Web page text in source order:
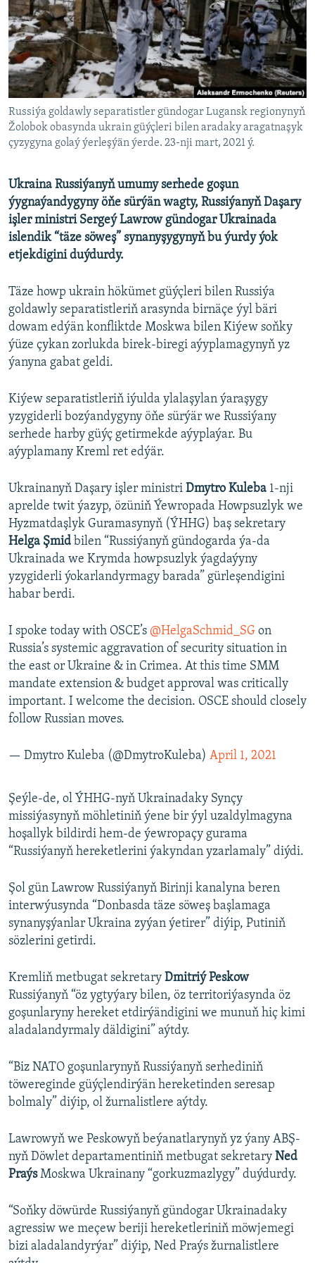
Russiýa goldawly separatistler gündogar Lugansk regionynyň
Žolobok obasynda ukrain güýçleri bilen aradaky aragatnaşyk
çyzygyna golaý ýerleşýän ýerde. 23-nji mart, 2021 ý.
Ukraina Russiýanyň umumy serhede goşun
ýygnaýandygyny öňe sürýän wagty, Russiýanyň Daşary
işler ministri Sergeý Lawrow gündogar Ukrainada
islendik “täze söweş” synanyşygynyň bu ýurdy ýok
etjekdigini duýdurdy.
Täze howp ukrain hökümet güýçleri bilen Russiýa
goldawly separatistleriň arasynda birnäçe ýyl bäri
dowam edýän konfliktde Moskwa bilen Kiýew soňky
ýüze çykan zorlukda birek-biregi aýyplamagynyň yz
ýanyna gabat geldi.
Kiýew separatistleriň iýulda ylalaşylan ýaraşygy
yzygiderli bozýandygyny öňe sürýär we Russiýany
serhede harby güýç getirmekde aýyplaýar. Bu
aýyplamany Kreml ret edýär.
Ukrainanyň Daşary işler ministri Dmytro Kuleba 1-nji
aprelde twit ýazyp, özüniň Ýewropada Howpsuzlyk we
Hyzmatdaşlyk Guramasynyň (ÝHHG) baş sekretary
Helga Şmid bilen “Russiýanyň gündogarda ýa-da
Ukrainada we Krymda howpsuzlyk ýagdaýyny
yzygiderli ýokarlandyrmagy barada” gürleşendigini
habar berdi.
I spoke today with OSCE’s @HelgaSchmid_SG on
Russia’s systemic aggravation of security situation in
the east or Ukraine & in Crimea. At this time SMM
mandate extension & budget approval was critically
important. I welcome the decision. OSCE should closely
follow Russian moves.
— Dmytro Kuleba (@DmytroKuleba) April 1, 2021
Şeýle-de, ol ÝHHG-nyň Ukrainadaky Synçy
missiýasynyň möhletiniň ýene bir ýyl uzaldylmagyna
hoşallyk bildirdi hem-de ýewropaçy gurama
“Russiýanyň hereketlerini ýakyndan yzarlamaly” diýdi.
Şol gün Lawrow Russiýanyň Birinji kanalyna beren
interwýusynda “Donbasda täze söweş başlamaga
synanyşýanlar Ukraina zyýan ýetirer” diýip, Putiniň
sözlerini getirdi.
Kremliň metbugat sekretary Dmitriý Peskow
Russiýanyň “öz ygtyýary bilen, öz territoriýasynda öz
goşunlaryny hereket etdirýändigini we munuň hiç kimi
aladalandyrmaly däldigini” aýtdy.
“Biz NATO goşunlarynyň Russiýanyň serhediniň
töwereginde güýçlendirýän hereketinden seresap
bolmaly” diýip, ol žurnalistlere aýtdy.
Lawrowyň we Peskowyň beýanatlarynyň yz ýany ABŞ-
nyň Döwlet departamentiniň metbugat sekretary Ned
PraýsMoskwa Ukrainany “gorkuzmazlygy” duýdurdy.
“Soňky döwürde Russiýanyň gündogar Ukrainadaky
agressiw we meçew beriji hereketleriniň möwjemegi
bizi aladalandyrýar” diýip, Ned Praýs žurnalistlere